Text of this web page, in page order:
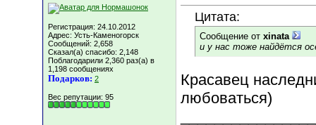
Регистрация: 24.10.2012
Адрес: Усть-Каменогорск
Сообщений: 2,658
Сказал(а) спасибо: 2,148
Поблагодарили 2,360 раз(а) в
1,198 сообщениях
Подарков: 2
Вес репутации: 95
Цитата:
Сообщение от xinata
и у нас тоже найдётся
Красавец
любоваться)